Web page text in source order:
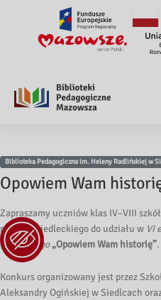
Biblioteka Pedagogiczna im. Heleny Radlińskiej w
Opowiem Wam
Zapraszamy uczniów klas IV–VIII
powiatu siedleckiego do udziału w VI
literackiego „Opowiem Wam historię”.
Konkurs organizowany jest przez
Aleksandry Ogińskiej w Siedlcach